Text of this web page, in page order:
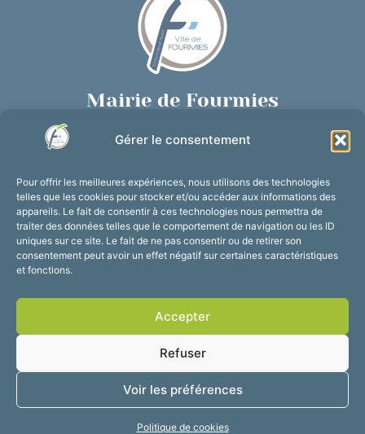
Gérer le consentement
Pour offrir les meilleures expériences, nous utilisons des technologies
telles que les cookies pour stocker et/ou accéder aux informations des
appareils. Le fait de consentir à ces technologies nous permettra de
traiter des données telles que le comportement de navigation ou les ID
uniques sur ce site. Le fait de ne pas consentir ou de retirer son
consentement peut avoir un effet négatif sur certaines caractéristiques
et fonctions.
Accepter
Refuser
Voir les préférences
Politique de cookies
Mairie de Fourmies
03 27 59 69 79
Horaires d’ouverture
Du lundi au vendredi :
de 8h30 à 12h et de 13h30 à 17h30
Suivez-nous !
Accessibilité
Mentions légales
2025 © Propulsé par